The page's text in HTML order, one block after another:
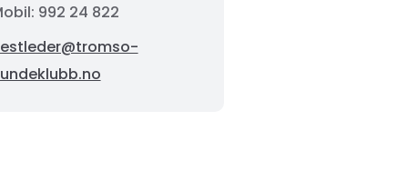
992 24 822